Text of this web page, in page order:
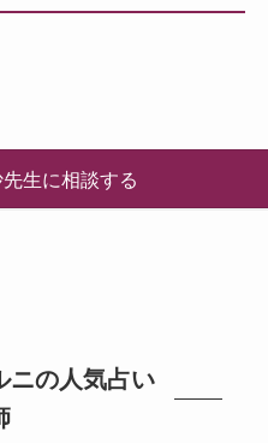
生に相談する
ニの人気占い